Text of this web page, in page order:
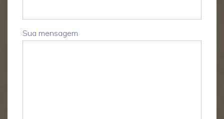
Sua mensagem